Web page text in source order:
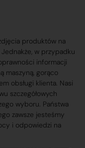
produktów na
w przypadku
informacji
maszyną, gorąco
obsługi klienta. Nasi
szczegółowych
wyboru. Państwa
zawsze jesteśmy
i odpowiedzi na